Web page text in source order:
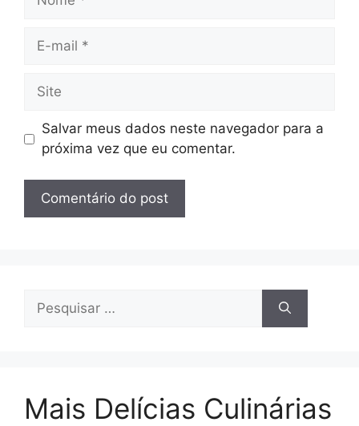
Site
Salvar meus dados neste navegador para a
próxima vez que eu comentar.
por:
Mais Delícias Culinárias